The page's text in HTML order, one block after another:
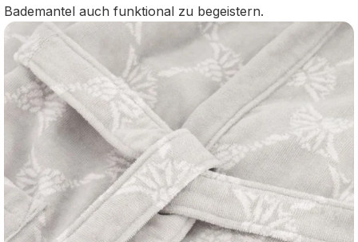
Bademantel auch funktional zu begeistern.